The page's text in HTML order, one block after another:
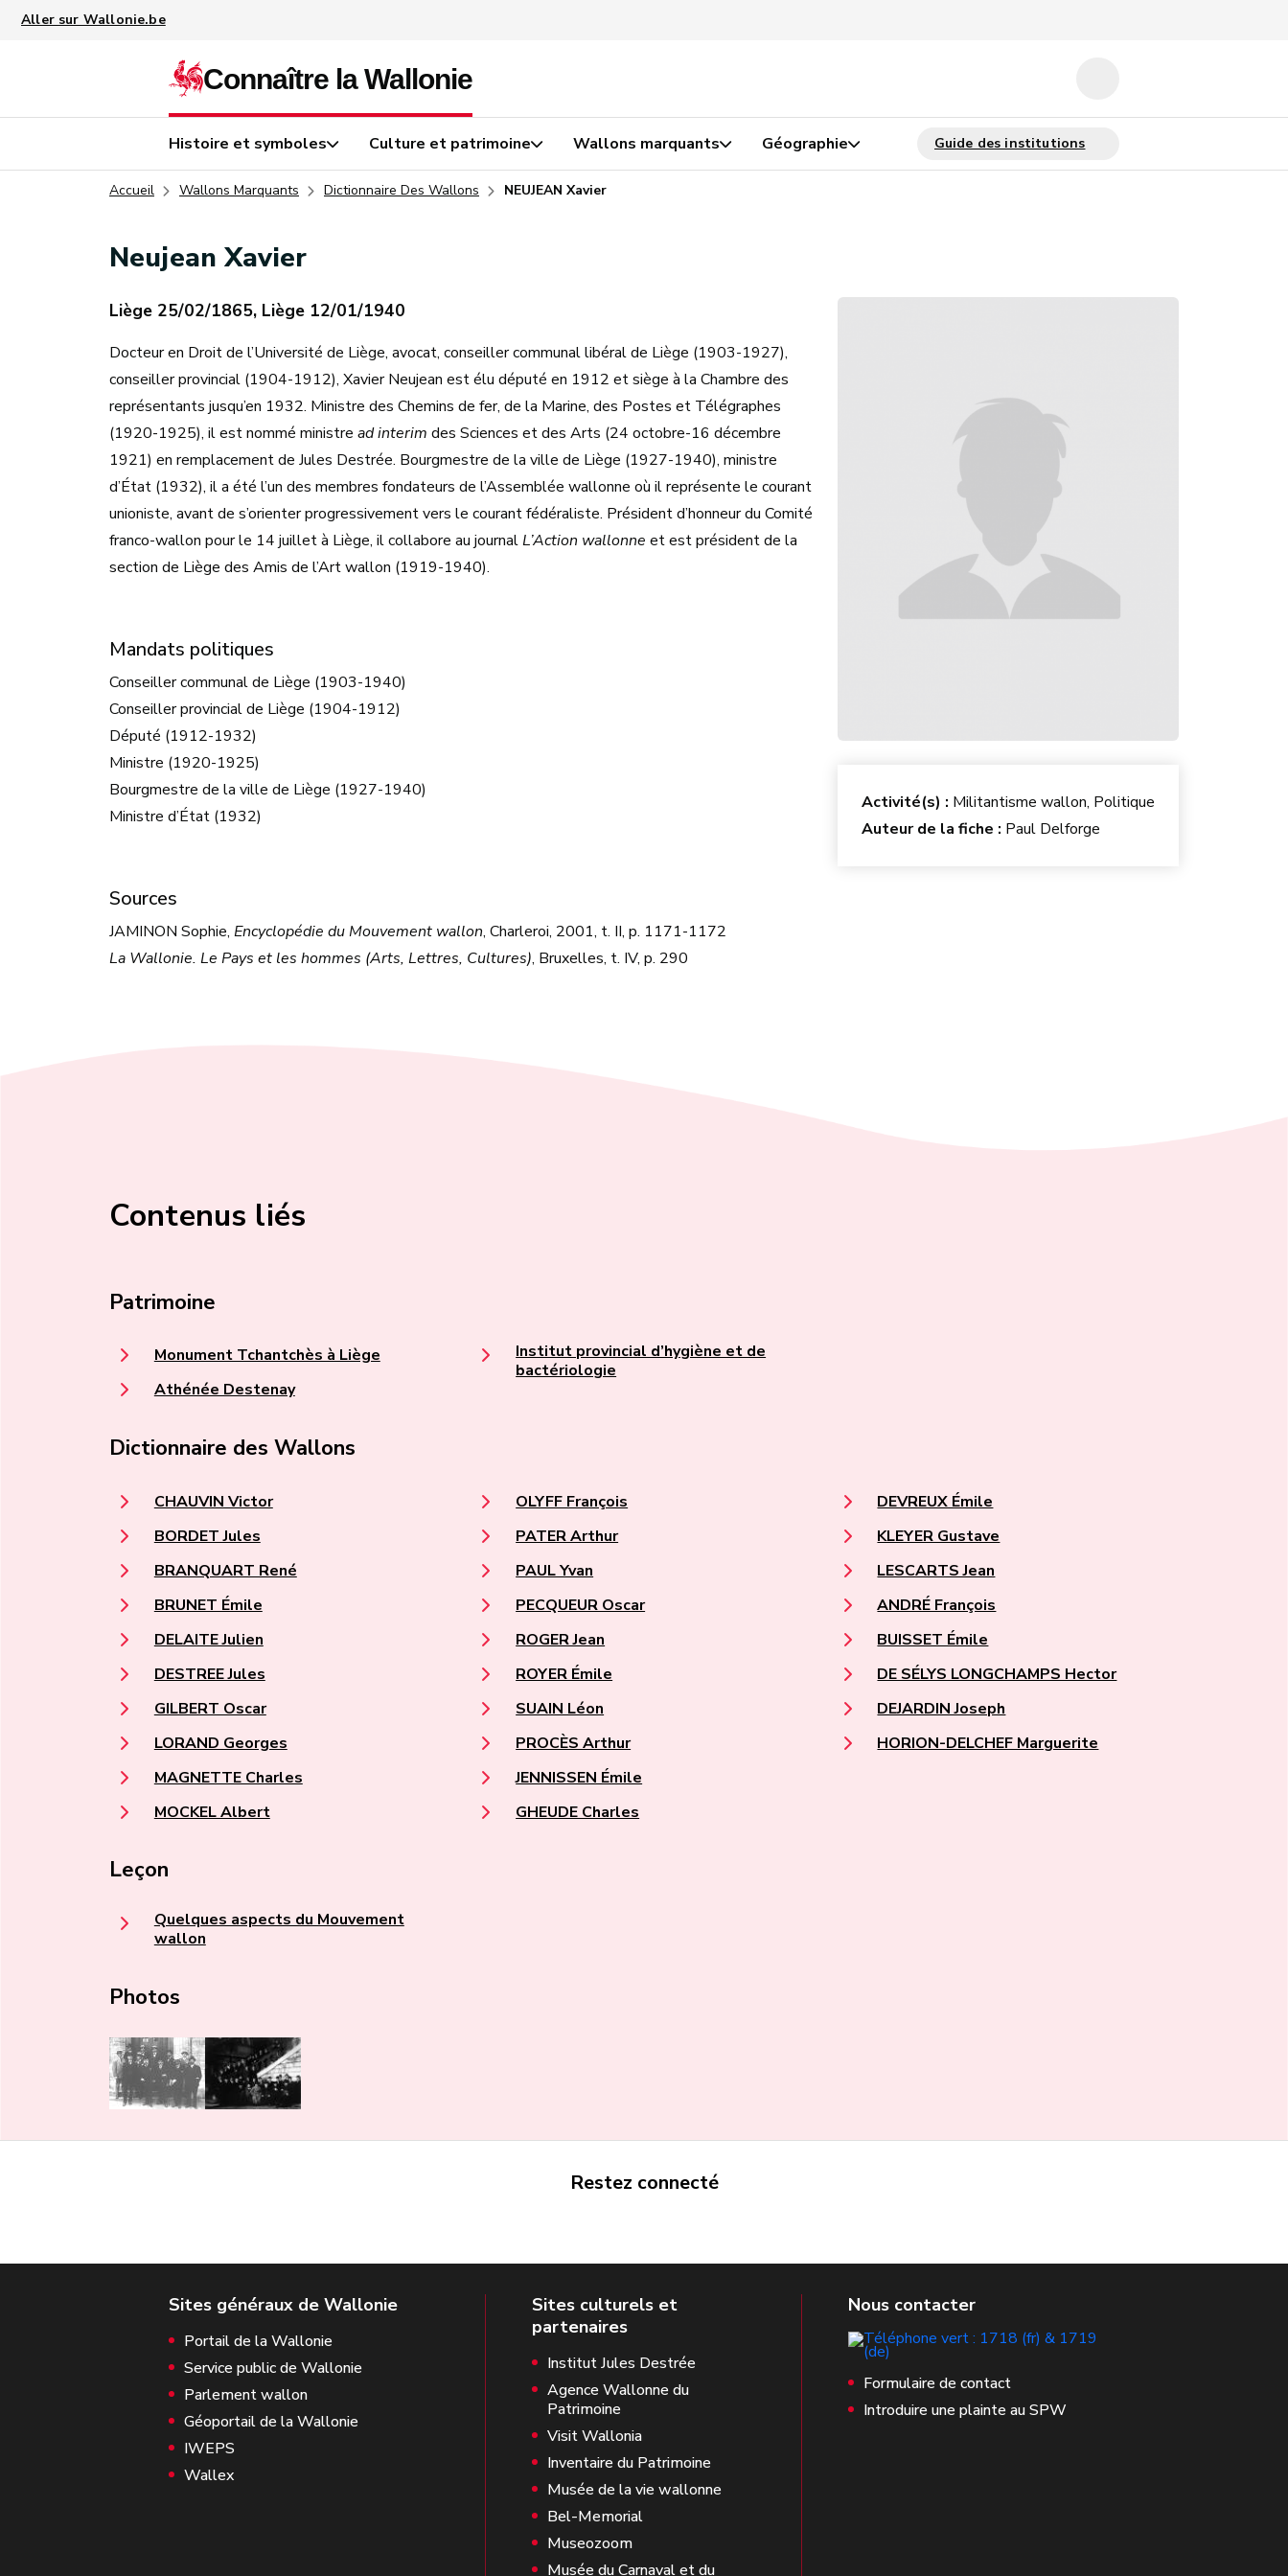
Histoire et symboles Culture et patrimoine Wallons marquants Géographie
Accueil Wallons Marquants Dictionnaire Des Wallons NEUJEAN Xavier
Neujean Xavier
Liège 25/02/1865, Liège 12/01/1940
Docteur en Droit de l’Université de Liège, avocat, conseiller communal libéral de Liège (1903-1927),
conseiller provincial (1904-1912), Xavier Neujean est élu député en 1912 et siège à la Chambre des
représentants jusqu’en 1932. Ministre des Chemins de fer, de la Marine, des Postes et Télégraphes
(1920-1925), il est nommé ministre ad interim des Sciences et des Arts (24 octobre-16 décembre
1921) en remplacement de Jules Destrée. Bourgmestre de la ville de Liège (1927-1940), ministre
d’État (1932), il a été l’un des membres fondateurs de l’Assemblée wallonne où il représente le courant
unioniste, avant de s’orienter progressivement vers le courant fédéraliste. Président d’honneur du Comité
franco-wallon pour le 14 juillet à Liège, il collabore au journalL’Action wallonne et est président de la
section de Liège des Amis de l’Art wallon (1919-1940).
Mandats politiques
Conseiller communal de Liège (1903-1940)
Conseiller provincial de Liège (1904-1912)
Député (1912-1932)
Ministre (1920-1925)
Bourgmestre de la ville de Liège (1927-1940)
Ministre d’État (1932)
Sources
JAMINON Sophie, Encyclopédie du Mouvement wallon, Charleroi, 2001, t. II, p. 1171-1172
La Wallonie. Le Pays et les hommes (Arts, Lettres, Cultures), Bruxelles, t. IV, p. 290
Activité(s) : Militantisme wallon, Politique
Auteur de la fiche : Paul Delforge
Contenus liés
Patrimoine
Monument Tchantchès à Liège
Athénée Destenay
Institut provincial d’hygiène et de
bactériologie
Dictionnaire des Wallons
CHAUVIN Victor
BORDET Jules
BRANQUART René
BRUNET Émile
DELAITE Julien
DESTREE Jules
GILBERT Oscar
LORAND Georges
MAGNETTE Charles
MOCKEL Albert
OLYFF François
PATER Arthur
PAUL Yvan
PECQUEUR Oscar
ROGER Jean
ROYER Émile
SUAIN Léon
PROCÈS Arthur
JENNISSEN Émile
GHEUDE Charles
DEVREUX Émile
KLEYER Gustave
LESCARTS Jean
ANDRÉ François
BUISSET Émile
DE SÉLYS LONGCHAMPS Hector
DEJARDIN Joseph
HORION-DELCHEF Marguerite
Leçon
Quelques aspects du Mouvement
wallon
Photos
Restez connecté
Portail de la Wallonie
Service public de Wallonie
Parlement wallon
Géoportail de la Wallonie
IWEPS
Wallex
Institut Jules Destrée
Agence Wallonne du
Patrimoine
Visit Wallonia
Inventaire du Patrimoine
Musée de la vie wallonne
Bel-Memorial
Museozoom
Musée du Carnaval et du
Formulaire de contact
Introduire une plainte au SPW